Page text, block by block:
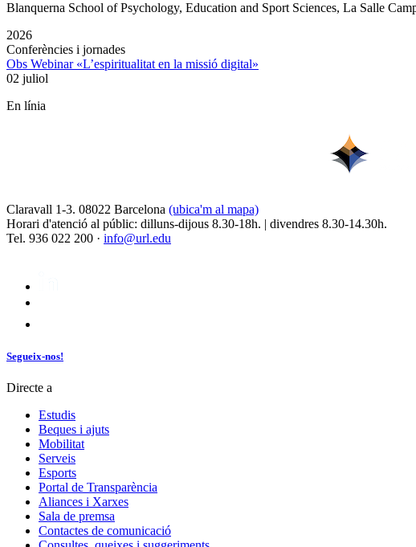
Blanquerna School of Psychology, Education and Sport Sciences, La Salle
2026
Conferències i jornades
Obs Webinar «L’espiritualitat en la missió digital»
02 juliol
En línia
Claravall 1-3. 08022 Barcelona (ubica'm al mapa)
Horari d'atenció al públic: dilluns-dijous 8.30-18h. | divendres 8.30-14.30h.
Tel. 936 022 200 · info@url.edu
Segueix-nos!
Directe a
Estudis
Beques i ajuts
Mobilitat
Serveis
Esports
Portal de Transparència
Aliances i Xarxes
Sala de premsa
Contactes de comunicació